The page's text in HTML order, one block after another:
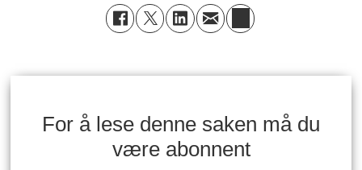
For å lese denne saken må du
være abonnent